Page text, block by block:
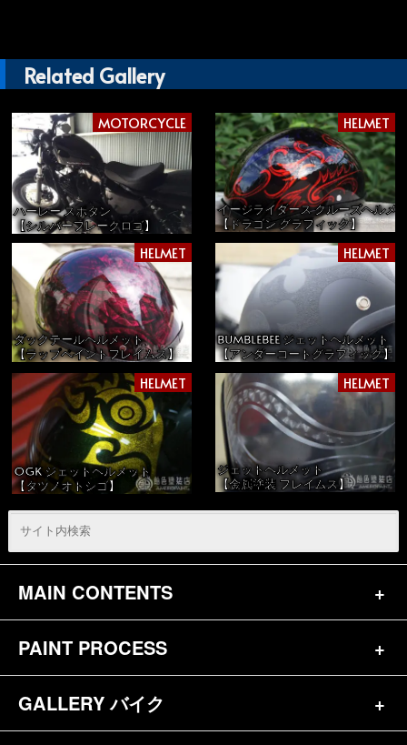
Related Gallery
MOTORCYCLE
ハーレー スポタン
【シルバーフレークロゴ】
HELMET
イージライダース クルーズヘルメ
【ドラゴン グラフィック】
HELMET
ダックテールヘルメット
【ラップペイントフレイムス】
HELMET
BUMBLEBEE ジェットヘルメット
【アンダーコートグラフィック】
HELMET
OGK ジェットヘルメット
【タツノオトシゴ】
HELMET
ジェットヘルメット
【金属塗装 フレイムス】
MAIN CONTENTS
トップページ
お問合せ
PAINT PROCESS
バイク（180）
GALLERY バイク